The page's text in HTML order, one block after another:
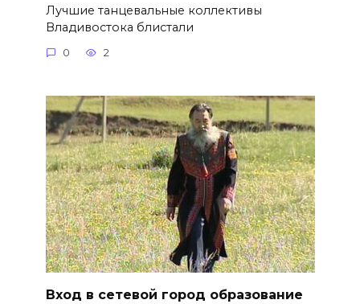
Лучшие танцевальные коллективы
Владивостока блистали
0 2
Вход в сетевой город образование